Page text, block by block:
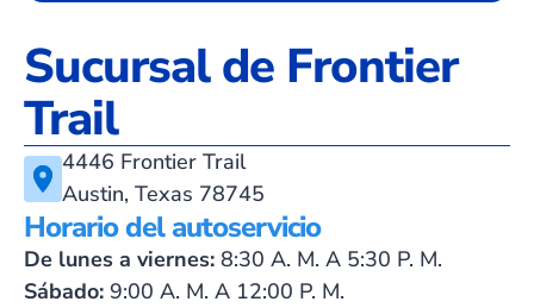
Sucursal de Frontier
Trail
4446 Frontier Trail
Austin, Texas 78745
Horario del autoservicio
De lunes a viernes: 8:30 A. M. A 5:30 P. M.
Sábado: 9:00 A. M. A 12:00 P. M.